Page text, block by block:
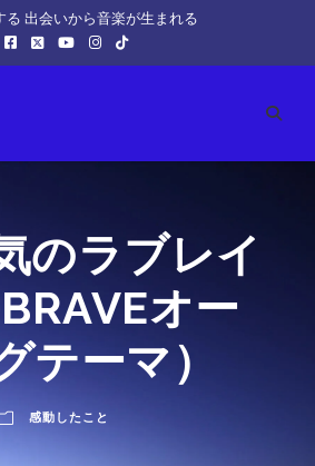
る 出会いから音楽が生まれる
のラブレイ
オー
テーマ）
感動したこと